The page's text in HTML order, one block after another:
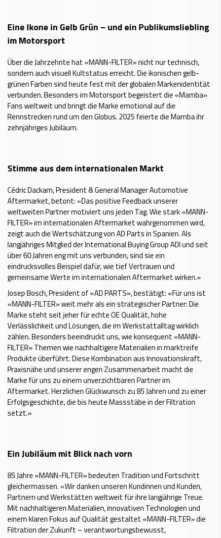
Eine Ikone in Gelb Grün – und ein Publikumsliebling
im Motorsport
Über die Jahrzehnte hat «MANN-FILTER» nicht nur technisch,
sondern auch visuell Kultstatus erreicht. Die ikonischen gelb-
grünen Farben sind heute fest mit der globalen Markenidentität
verbunden. Besonders im Motorsport begeistert die «Mamba»
Fans weltweit und bringt die Marke emotional auf die
Rennstrecken rund um den Globus. 2025 feierte die Mamba ihr
zehnjähriges Jubiläum.
Stimme aus dem internationalen Markt
Cédric Dackam, President & General Manager Automotive
Aftermarket, betont: «Das positive Feedback unserer
weltweiten Partner motiviert uns jeden Tag. Wie stark «MANN-
FILTER» im internationalen Aftermarket wahrgenommen wird,
zeigt auch die Wertschätzung von AD Parts in Spanien. Als
langjähriges Mitglied der International Buying Group ADI und seit
über 60 Jahren eng mit uns verbunden, sind sie ein
eindrucksvolles Beispiel dafür, wie tief Vertrauen und
gemeinsame Werte im internationalen Aftermarket wirken.»
Josep Bosch, President of «AD PARTS», bestätigt: «Für uns ist
«MANN-FILTER» weit mehr als ein strategischer Partner: Die
Marke steht seit jeher für echte OE Qualität, hohe
Verlässlichkeit und Lösungen, die im Werkstattalltag wirklich
zählen. Besonders beeindruckt uns, wie konsequent «MANN-
FILTER» Themen wie nachhaltigere Materialien in marktreife
Produkte überführt. Diese Kombination aus Innovationskraft,
Praxisnähe und unserer engen Zusammenarbeit macht die
Marke für uns zu einem unverzichtbaren Partner im
Aftermarket. Herzlichen Glückwunsch zu 85 Jahren und zu einer
Erfolgsgeschichte, die bis heute Massstäbe in der Filtration
setzt.»
Ein Jubiläum mit Blick nach vorn
85 Jahre «MANN-FILTER» bedeuten Tradition und Fortschritt
gleichermassen. «Wir danken unseren Kundinnen und Kunden,
Partnern und Werkstätten weltweit für ihre langjährige Treue.
Mit nachhaltigeren Materialien, innovativen Technologien und
einem klaren Fokus auf Qualität gestaltet «MANN-FILTER» die
Filtration der Zukunft – verantwortungsbewusst,